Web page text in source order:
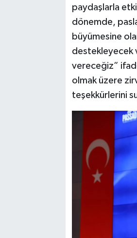
paydaşlarla
dönemde,
büyümesine
destekleyecek
vereceğiz”
olmak üzere
teşekkürlerini